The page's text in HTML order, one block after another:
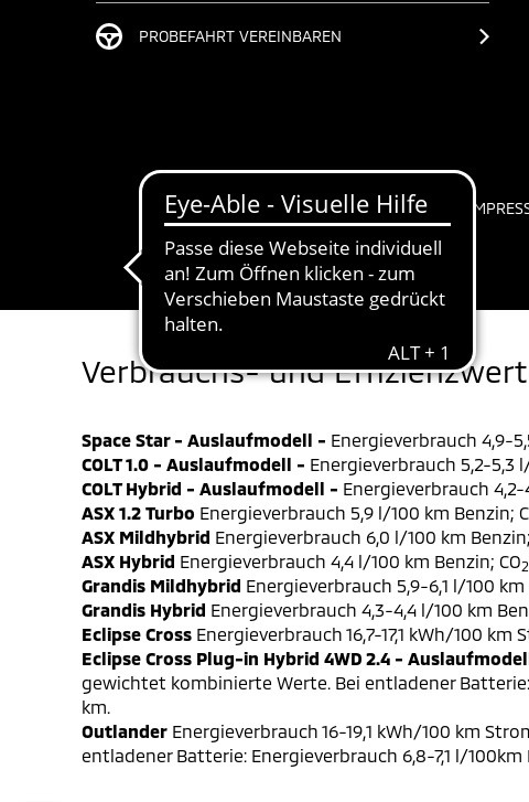
PROBEFAHRT VEREINBAREN
Verbrauchs- und
Space Star - Auslaufmodell - Energieverbrauch 4,9-
COLT 1.0 - Auslaufmodell - Energieverbrauch 5,2-5,3
COLT Hybrid - Auslaufmodell - Energieverbrauch 4,2-
ASX 1.2 Turbo Energieverbrauch 5,9 l/100 km Benzin;
ASX Mildhybrid Energieverbrauch 6,0 l/100 km Benzin;
ASX Hybrid Energieverbrauch 4,4 l/100 km Benzin; CO2
Grandis Mildhybrid Energieverbrauch 5,9-6,1 l/100 km
Grandis Hybrid Energieverbrauch 4,3-4,4 l/100 km
Eclipse Cross Energieverbrauch 16,7-17,1 kWh/100 km
Eclipse Cross Plug-in Hybrid 4WD 2.4 -
gewichtet kombinierte Werte. Bei entladener Batterie:
km.
Outlander Energieverbrauch 16-19,1 kWh/100 km
entladener Batterie: Energieverbrauch 6,8-7,1 l/100km